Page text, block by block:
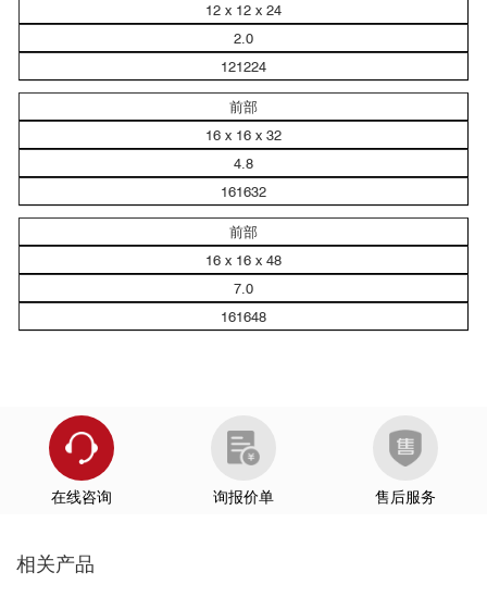
12 x 12 x 24
2.0
121224
前部
16 x 16 x 32
4.8
161632
前部
16 x 16 x 48
7.0
161648
在线咨询 询报价单 售后服务
相关产品